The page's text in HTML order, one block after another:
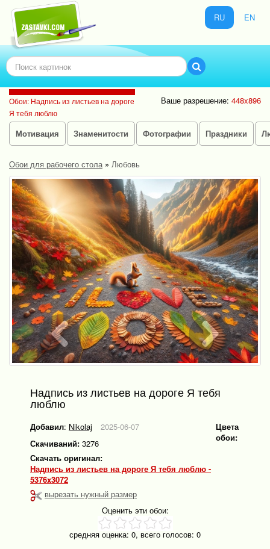
RU EN
Обои: Надпись из листьев на дороге
Я тебя люблю
Ваше разрешение: 448x896
Мотивация Знаменитости Фотографии Праздники
Обои для рабочего стола» Любовь
Надпись из листьев на дороге Я тебя
люблю
Добавил: Nikolaj
2025-06-07
Скачиваний: 3276
Скачать оригинал:
Надпись из листьев на дороге Я тебя люблю -
5376x3072
вырезать нужный размер
Цвета
обои:
Оценить эти обои:
средняя оценка: 0, всего голосов: 0